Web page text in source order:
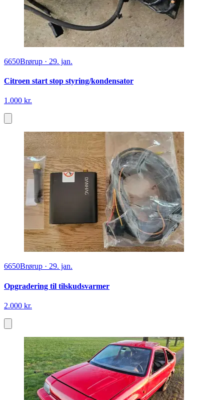
6650Brørup · 29. jan.
Citroen start stop styring/kondensator
1.000 kr.
6650Brørup · 29. jan.
Opgradering til tilskudsvarmer
2.000 kr.